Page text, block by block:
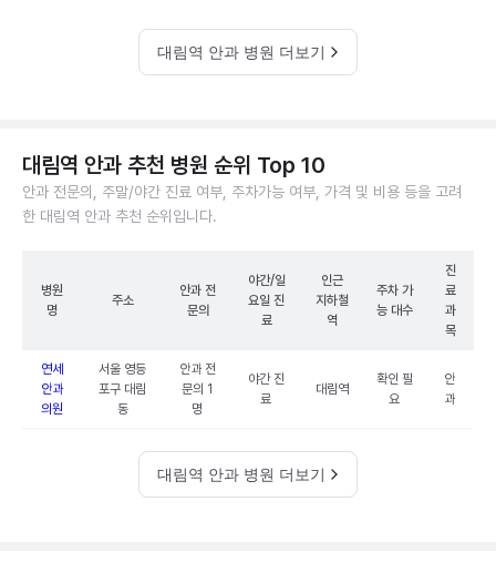
대림역 안과 병원 더보기
대림역 안과 추천 병원 순위 Top 10
안과 전문의, 주말/야간 진료 여부, 주차가능 여부, 가격 및 비용 등을 고려
한 대림역 안과 추천 순위입니다.
병원
명
주소
안과 전
문의
야간/일
요일 진
료
인근
지하철
역
주차 가
능 대수
진
료
과
목
연세
안과
의원
서울 영등
포구 대림
동
안과 전
문의 1
명
야간 진
료
대림역
확인 필
요
안
과
대림역 안과 병원 더보기